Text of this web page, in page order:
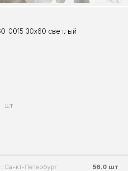
0015 30х60 светлый
шт
Санкт-Петербург 56.0 шт